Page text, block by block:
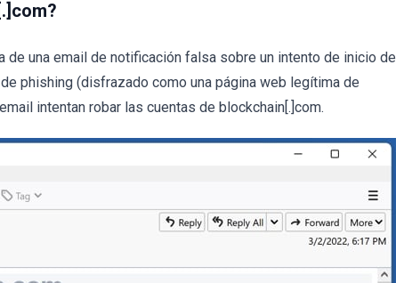
una email de notificación falsa sobre un intento de inicio de
phishing (disfrazado como una página web legítima de
intentan robar las cuentas de blockchain[.]com.